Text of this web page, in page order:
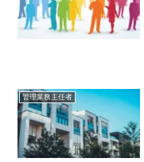
管理業務主任者